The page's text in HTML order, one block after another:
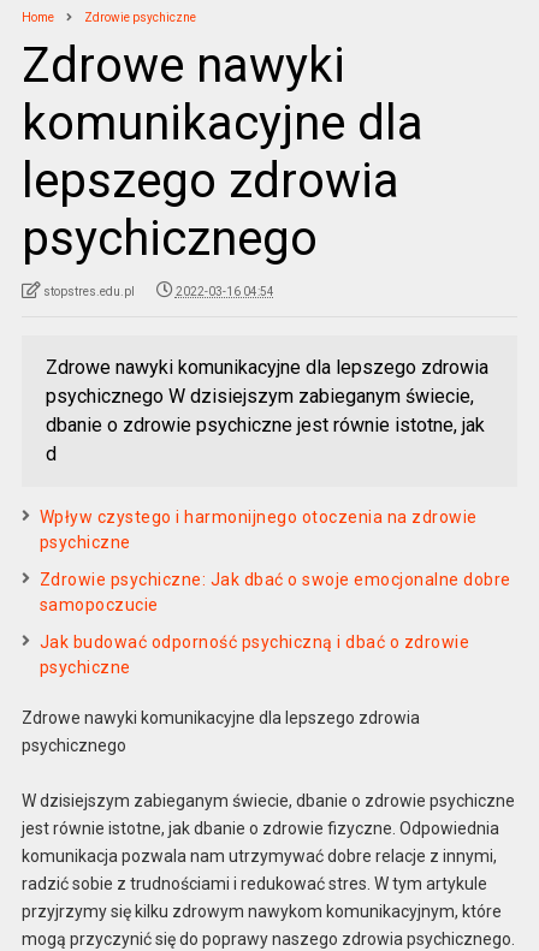
Home Zdrowie psychiczne
Zdrowe nawyki
komunikacyjne dla
lepszego zdrowia
psychicznego
stopstres.edu.pl 2022-03-16 04:54
Zdrowe nawyki komunikacyjne dla lepszego zdrowia
psychicznego W dzisiejszym zabieganym świecie,
dbanie o zdrowie psychiczne jest równie istotne, jak
d
Wpływ czystego i harmonijnego otoczenia na zdrowie
psychiczne
Zdrowie psychiczne: Jak dbać o swoje emocjonalne dobre
samopoczucie
Jak budować odporność psychiczną i dbać o zdrowie
psychiczne
Zdrowe nawyki komunikacyjne dla lepszego zdrowia
psychicznego
W dzisiejszym zabieganym świecie, dbanie o zdrowie psychiczne
jest równie istotne, jak dbanie o zdrowie fizyczne. Odpowiednia
komunikacja pozwala nam utrzymywać dobre relacje z innymi,
radzić sobie z trudnościami i redukować stres. W tym artykule
przyjrzymy się kilku zdrowym nawykom komunikacyjnym, które
mogą przyczynić się do poprawy naszego zdrowia psychicznego.